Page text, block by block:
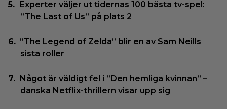
Experter väljer ut tidernas 100 bästa tv-spel:
”The Last of Us” på plats 2
”The Legend of Zelda” blir en av Sam Neills
sista roller
Något är väldigt fel i ”Den hemliga kvinnan” –
danska Netflix-thrillern visar upp sig